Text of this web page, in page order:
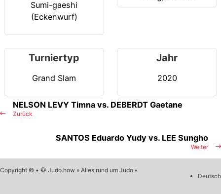
Sumi-gaeshi
(Eckenwurf)
Turniertyp
Grand Slam
Jahr
2020
Zurück
NELSON LEVY Timna vs. DEBERDT Gaetane
Weiter
SANTOS Eduardo Yudy vs. LEE Sungho
Copyright © • 🥋 Judo.how » Alles rund um Judo «
Deutsch